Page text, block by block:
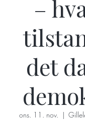
–
det
ons. 11. nov.
  |